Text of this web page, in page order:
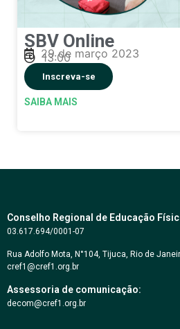
SBV Online
29 de março 2023
13:00
Inscreva-se
SAIBA MAIS
Conselho Regional de Educação
03.617.694/0001-07
Rua Adolfo Mota, N°104, Tijuca, Rio de
cref1@cref1.org.br
Assessoria de comunicação:
decom@cref1.org.br